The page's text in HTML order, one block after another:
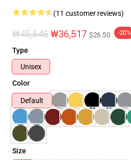
(11 customer reviews)
₩45,646₩36,517 $26.50 -20%
Type
Unisex
Color
Default
Size